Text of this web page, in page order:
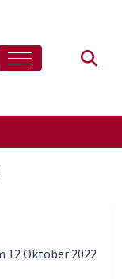
12 Oktober 2022